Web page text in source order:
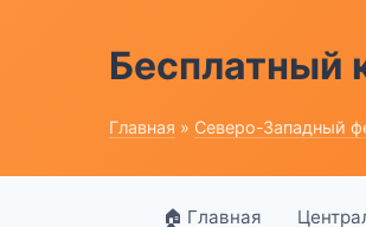
Бесплатный
Главная » Северо-Западный
🏠 Главная